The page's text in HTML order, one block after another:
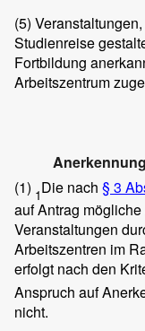
(5)
Studienreise
Fortbildung
Arbeitszentrum
(1) 1Die nach § 3
auf Antrag
Veranstaltungen
Arbeitszentren im
erfolgt nach den
Anspruch auf
nicht.